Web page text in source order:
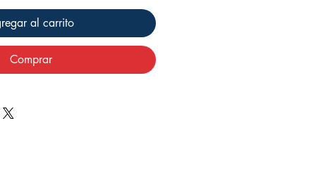
al carrito
Comprar